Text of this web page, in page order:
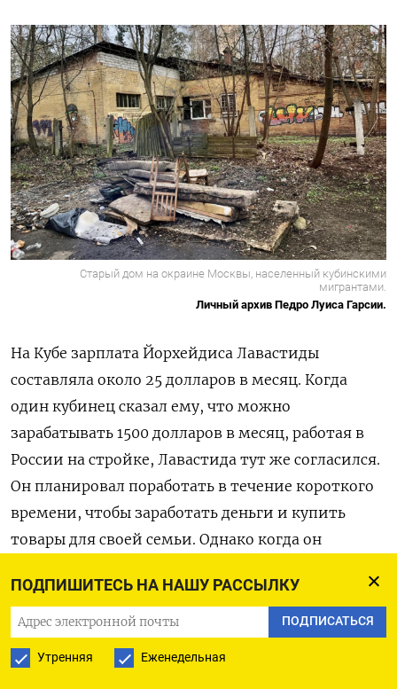
ПОДПИШИТЕСЬ НА НАШУ РАССЫЛКУ
ПОДПИСАТЬСЯ
Утренняя Еженедельная
Старый дом на окраине Москвы, населенный кубинскими
мигрантами.
Личный архив Педро Луиса Гарсии.
На Кубе зарплата Йорхейдиса Лавастиды
составляла около 25 долларов в месяц. Когда
один кубинец сказал ему, что можно
зарабатывать 1500 долларов в месяц, работая в
России на стройке, Лавастида тут же согласился.
Он планировал поработать в течение короткого
времени, чтобы заработать деньги и купить
товары для своей семьи. Однако когда он
месяца работал без оплаты. «Всегда находилось
какое-то оправдание», — сказал он.
Кубинец Оскар, который отказался назвать свое